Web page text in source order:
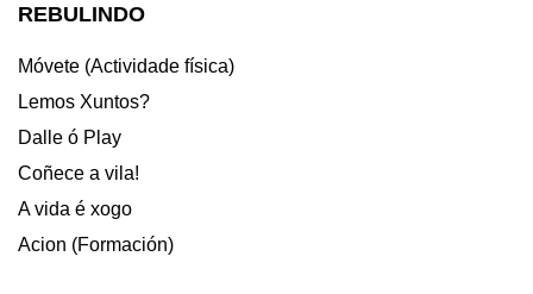
REBULINDO
Móvete (Actividade física)
Lemos Xuntos?
Dalle ó Play
Coñece a vila!
A vida é xogo
Acion (Formación)